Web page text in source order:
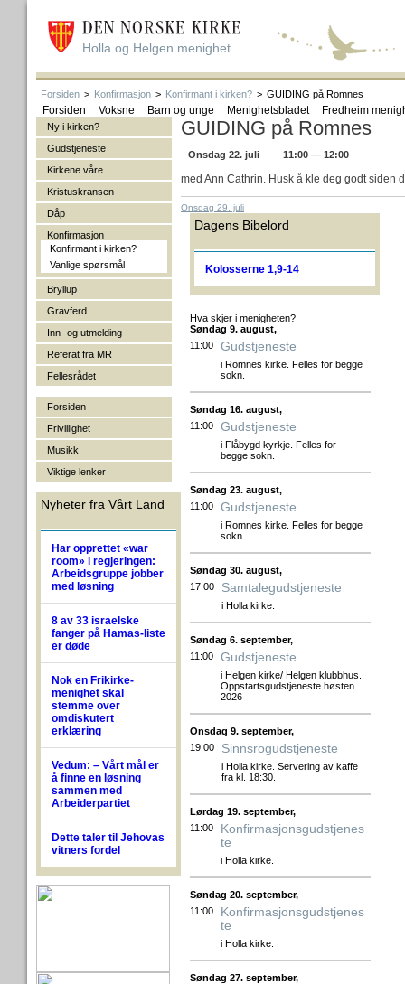
Holla og Helgen menighet
Forsiden > Konfirmasjon > Konfirmant i kirken? > GUIDING på Romnes
Forsiden Voksne Barn og unge Menighetsbladet Fredheim
Ny i kirken?
Gudstjeneste
Kirkene våre
Kristuskransen
Dåp
Konfirmasjon
Konfirmant i kirken?
Vanlige spørsmål
Bryllup
Gravferd
Inn- og utmelding
Referat fra MR
Fellesrådet
Forsiden
Frivillighet
Musikk
Viktige lenker
Nyheter fra Vårt Land
Har opprettet «war
room» i regjeringen:
Arbeidsgruppe jobber
med løsning
8 av 33 israelske
fanger på Hamas-liste
er døde
Nok en Frikirke-
menighet skal
stemme over
omdiskutert
erklæring
Vedum: – Vårt mål er
å finne en løsning
sammen med
Arbeiderpartiet
Dette taler til Jehovas
vitners fordel
GUIDING på Romnes
Onsdag 22. juli 11:00 — 12:00
med Ann Cathrin. Husk å kle deg godt siden
Onsdag 29. juli
Dagens Bibelord
Kolosserne 1,9-14
Hva skjer i menigheten?
Søndag 9. august,
11:00
Gudstjeneste
i Romnes kirke. Felles for begge
sokn.
Søndag 16. august,
11:00
Gudstjeneste
i Flåbygd kyrkje. Felles for
begge sokn.
Søndag 23. august,
11:00
Gudstjeneste
i Romnes kirke. Felles for begge
sokn.
Søndag 30. august,
17:00
Samtalegudstjeneste
i Holla kirke.
Søndag 6. september,
11:00
Gudstjeneste
i Helgen kirke/ Helgen klubbhus.
Oppstartsgudstjeneste høsten
2026
Onsdag 9. september,
19:00
Sinnsrogudstjeneste
i Holla kirke. Servering av kaffe
fra kl. 18:30.
Lørdag 19. september,
11:00
Konfirmasjonsgudstjenes
te
i Holla kirke.
Søndag 20. september,
11:00
Konfirmasjonsgudstjenes
te
i Holla kirke.
Søndag 27. september,